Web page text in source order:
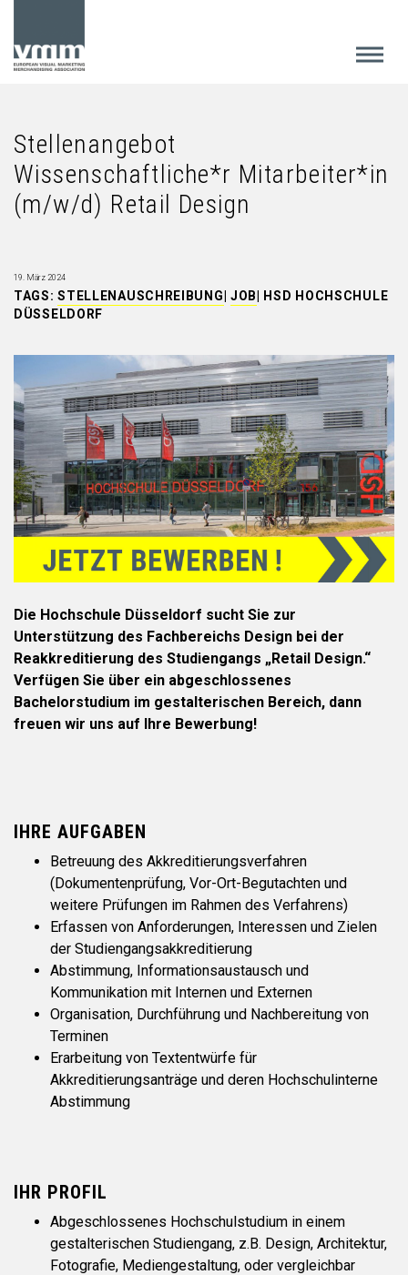
Stellenangebot
Wissenschaftliche*r Mitarbeiter*in
(m/w/d) Retail Design
19. März 2024
TAGS:STELLENAUSCHREIBUNG JOB
HSD HOCHSCHULE
DÜSSELDORF
Die Hochschule Düsseldorf sucht Sie zur
Unterstützung des Fachbereichs Design bei der
Reakkreditierung des Studiengangs „Retail Design.“
Verfügen Sie über ein abgeschlossenes
Bachelorstudium im gestalterischen Bereich, dann
freuen wir uns auf Ihre Bewerbung!
IHRE AUFGABEN
Betreuung des Akkreditierungsverfahren
(Dokumentenprüfung, Vor-Ort-Begutachten und
weitere Prüfungen im Rahmen des Verfahrens)
Erfassen von Anforderungen, Interessen und Zielen
der Studiengangsakkreditierung
Abstimmung, Informationsaustausch und
Kommunikation mit Internen und Externen
Organisation, Durchführung und Nachbereitung von
Terminen
Erarbeitung von Textentwürfe für
Akkreditierungsanträge und deren Hochschulinterne
Abstimmung
IHR PROFIL
Abgeschlossenes Hochschulstudium in einem
gestalterischen Studiengang, z.B. Design, Architektur,
Fotografie, Mediengestaltung, oder vergleichbar